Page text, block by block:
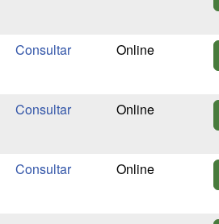
Online
Online
Online